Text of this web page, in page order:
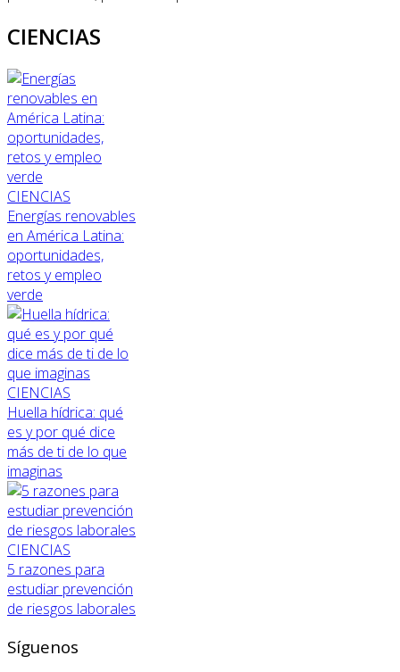
CIENCIAS
CIENCIAS
Energías renovables
en América Latina:
oportunidades,
retos y empleo
verde
CIENCIAS
Huella hídrica: qué
es y por qué dice
más de ti de lo que
imaginas
CIENCIAS
5 razones para
estudiar prevención
de riesgos laborales
Síguenos